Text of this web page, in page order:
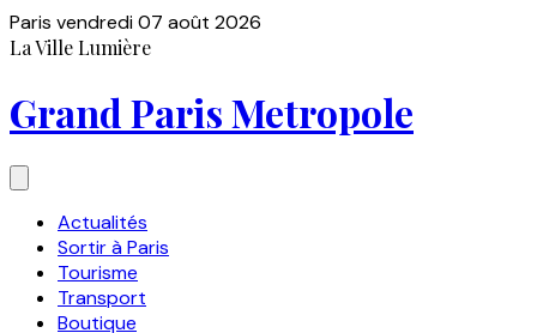
Paris vendredi 07 août 2026
La Ville Lumière
Grand Paris Metropole
Actualités
Sortir à Paris
Tourisme
Transport
Boutique